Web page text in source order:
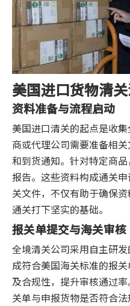
美国进口货物清
资料准备与流程启动
美国进口清关的起点是收
商或代理公司需要准备相
和到货通知。针对特定商
报告。这些资料构成通关
关文件，不仅有助于确保
通关打下坚实的基础。
报关单提交与海关审核
全境清关公司采用自主研
成符合美国海关标准的报
及合规性，提升审核通过
关单与申报货物是否符合